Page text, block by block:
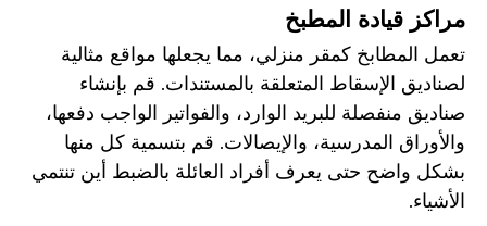
مراكز قيادة المطبخ
تعمل المطابخ كمقر منزلي، مما يجعلها مواقع مثالية
لصناديق الإسقاط المتعلقة بالمستندات. قم بإنشاء
صناديق منفصلة للبريد الوارد، والفواتير الواجب دفعها،
والأوراق المدرسية، والإيصالات. قم بتسمية كل منها
بشكل واضح حتى يعرف أفراد العائلة بالضبط أين تنتمي
الأشياء.